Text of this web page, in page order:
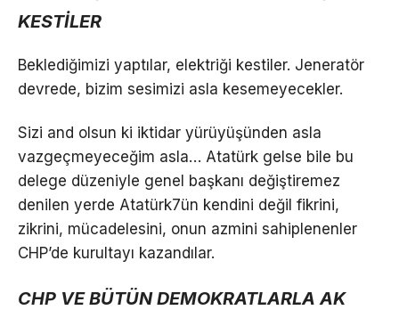
KESTİLER
Beklediğimizi yaptılar, elektriği kestiler. Jeneratör
devrede, bizim sesimizi asla kesemeyecekler.
Sizi and olsun ki iktidar yürüyüşünden asla
vazgeçmeyeceğim asla… Atatürk gelse bile bu
delege düzeniyle genel başkanı değiştiremez
denilen yerde Atatürk7ün kendini değil fikrini,
zikrini, mücadelesini, onun azmini sahiplenenler
CHP’de kurultayı kazandılar.
CHP VE BÜTÜN DEMOKRATLARLA AK